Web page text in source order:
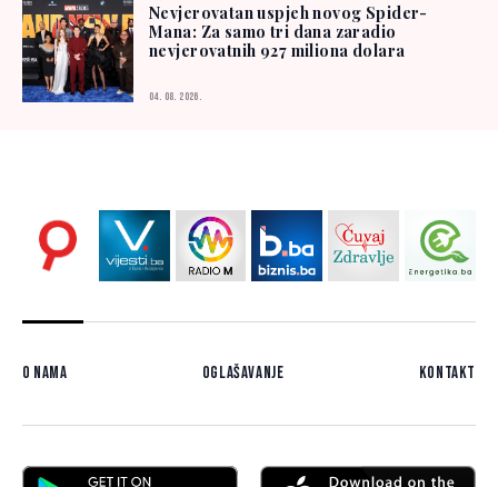
Nevjerovatan uspjeh novog Spider-
Mana: Za samo tri dana zaradio
nevjerovatnih 927 miliona dolara
04. 08. 2026.
O nama Oglašavanje Kontakt